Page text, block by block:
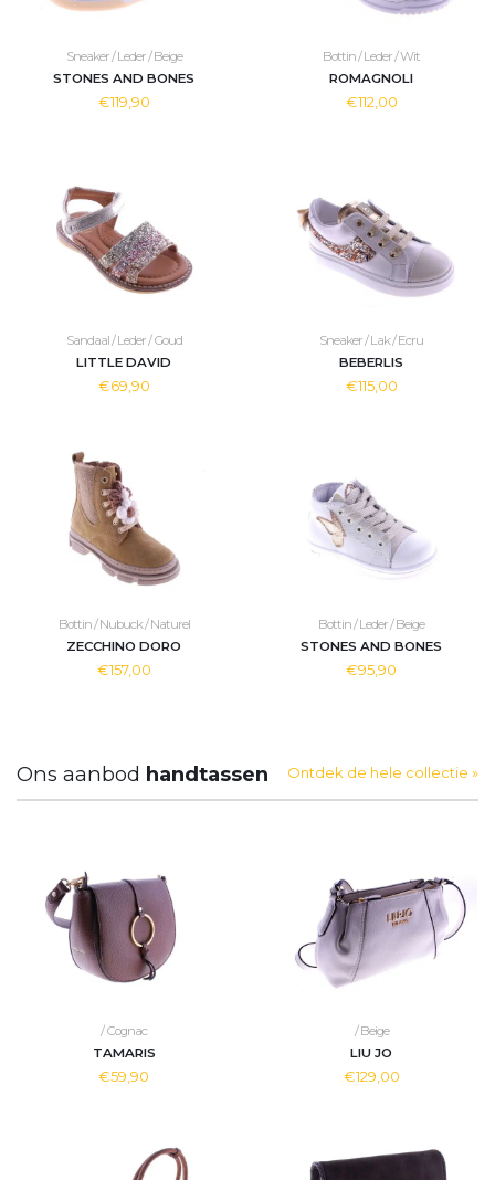
Sneaker / Leder / Beige
STONES AND BONES
€119,90
Bottin / Leder / Wit
ROMAGNOLI
€112,00
Sandaal / Leder / Goud
LITTLE DAVID
€69,90
Sneaker / Lak / Ecru
BEBERLIS
€115,00
Bottin / Nubuck / Naturel
ZECCHINO DORO
€157,00
Bottin / Leder / Beige
STONES AND BONES
€95,90
Ons aanbod handtassen Ontdek de hele collectie »
/ Cognac
TAMARIS
€59,90
/ Beige
LIU JO
€129,00